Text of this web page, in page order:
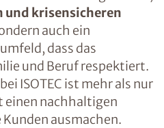
und krisensicheren
auch ein
dass das
und Beruf respektiert.
ISOTEC ist mehr als nur
einen nachhaltigen
ausmachen.